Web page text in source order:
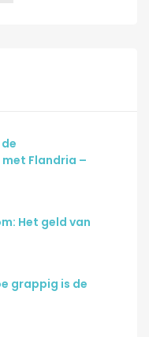
Flandria –
Het geld van
grappig is de